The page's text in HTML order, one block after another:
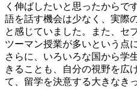
く伸ばしたいと思ったからで
語を話す機会は少なく、実際
と感じていました。また、セ
ツーマン授業が多いという点
さらに、いろいろな国から学
きることも、自分の視野を広
て、留学を決意する大きなき